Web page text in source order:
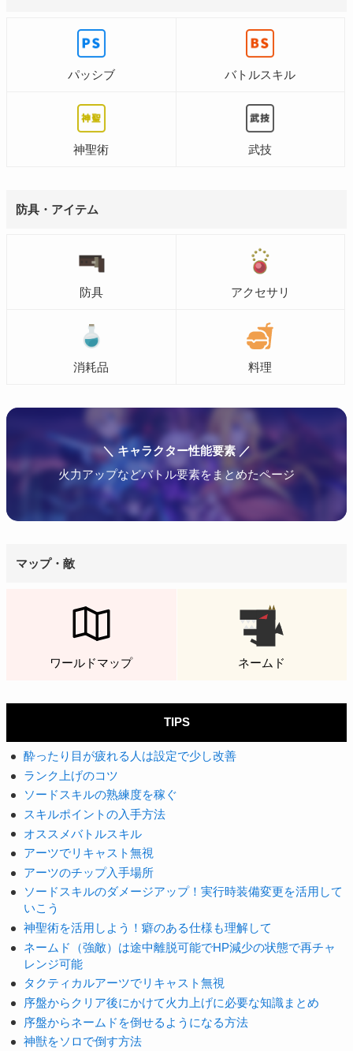
パッシブ バトルスキル
神聖術 武技
防具・アイテム
防具 アクセサリ
消耗品 料理
＼ キャラクター性能要素 ／
火力アップなどバトル要素をまとめたページ
マップ・敵
ワールドマップ ネームド
TIPS
酔ったり目が疲れる人は設定で少し改善
ランク上げのコツ
ソードスキルの熟練度を稼ぐ
スキルポイントの入手方法
オススメバトルスキル
アーツでリキャスト無視
アーツのチップ入手場所
ソードスキルのダメージアップ！実行時装備変更を活用して
いこう
神聖術を活用しよう！癖のある仕様も理解して
ネームド（強敵）は途中離脱可能でHP減少の状態で再チャ
レンジ可能
タクティカルアーツでリキャスト無視
序盤からクリア後にかけて火力上げに必要な知識まとめ
序盤からネームドを倒せるようになる方法
神獣をソロで倒す方法